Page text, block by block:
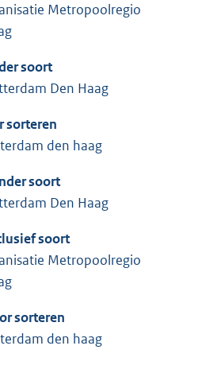
Metropoolregio
soort
Den Haag
sorteren
den haag
soort
Den Haag
soort
Metropoolregio
sorteren
den haag